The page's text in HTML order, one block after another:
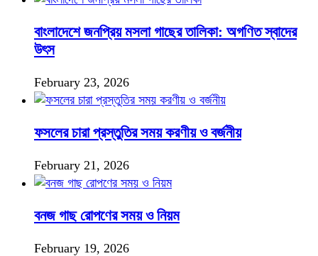
বাংলাদেশে জনপ্রিয় মসলা গাছের তালিকা: অগণিত স্বাদের
উৎস
February 23, 2026
ফসলের চারা প্রস্তুতির সময় করণীয় ও বর্জনীয়
February 21, 2026
বনজ গাছ রোপণের সময় ও নিয়ম
February 19, 2026